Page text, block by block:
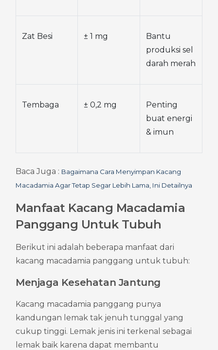
Zat Besi ± 1 mg
Bantu
produksi sel
darah merah
Tembaga ± 0,2 mg
Penting
buat energi
& imun
Baca Juga : Bagaimana Cara Menyimpan Kacang
Macadamia Agar Tetap Segar Lebih Lama, Ini Detailnya
Manfaat Kacang Macadamia
Panggang Untuk Tubuh
Berikut ini adalah beberapa manfaat dari
kacang macadamia panggang untuk tubuh:
Menjaga Kesehatan Jantung
Kacang macadamia panggang punya
kandungan lemak tak jenuh tunggal yang
cukup tinggi. Lemak jenis ini terkenal sebagai
lemak baik karena dapat membantu